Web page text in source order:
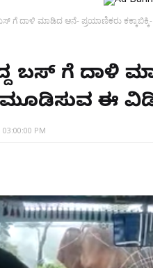
ಬಸ್ ಗೆ ದಾಳಿ ಮಾಡಿದ ಆನೆ- ಪ್ರಯಾಣಿಕರು
ಬಸ್ ಗೆ
ಮೂಡಿಸುವ
PM